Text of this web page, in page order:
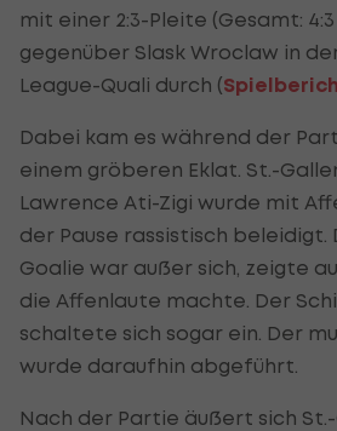
mit einer 2:3-Pleite (Gesamt:
gegenüber Slask Wroclaw in
League-Quali durch (
Dabei kam es während der
einem gröberen Eklat. St.-
Lawrence Ati-Zigi wurde mit
der Pause rassistisch beleidigt.
Goalie war außer sich, zeigte
die Affenlaute machte. Der
schaltete sich sogar ein. Der
wurde daraufhin abgeführt.
Nach der Partie äußert sich